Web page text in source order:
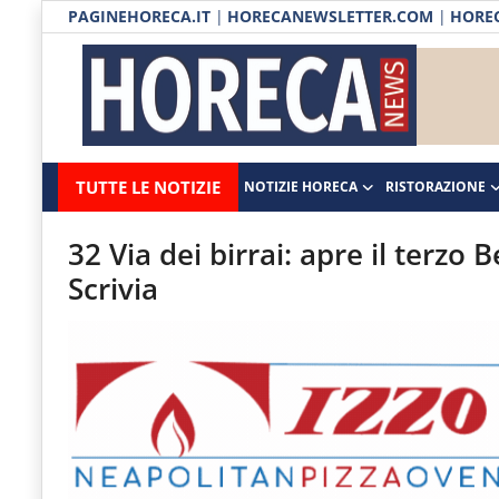
PAGINEHORECA.IT | HORECANEWSLETTER.COM |
Horecanews.it
-
Notizie
Horeca
Il
portale
canale
Horeca
e
del
TUTTE LE NOTIZIE NOTIZIE HORECA RISTORAZIONE
Notizie HORECA
Ristorazione
Ospitalità
Distribuzione
Eventi
RUBRICHE
32 Via dei birrai: apre il terzo
Scrivia